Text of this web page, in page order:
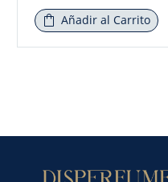
Añadir al Carrito